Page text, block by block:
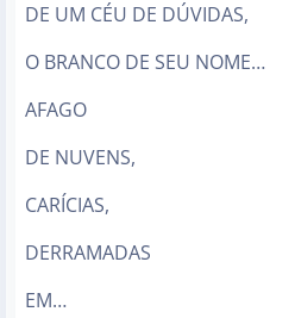
DE UM CÉU DE DÚVIDAS,
O BRANCO DE SEU NOME…
AFAGO
DE NUVENS,
CARÍCIAS,
DERRAMADAS
EM…